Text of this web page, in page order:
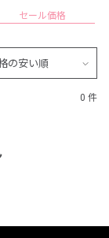
セール価格
の安い順
0 件